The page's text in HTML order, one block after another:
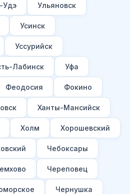
Удэ Ульяновск
Усинск
Уссурийск
Лабинск Уфа
Феодосия Фокино
Ханты-Мансийск
Холм Хорошевский
Чебоксары
Череповец
Чернушка